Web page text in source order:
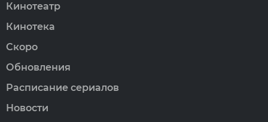
Кинотеатр
Кинотека
Скоро
Обновления
Расписание сериалов
Новости